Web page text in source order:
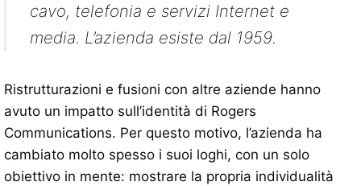
cavo, telefonia e servizi Internet e
media. L’azienda esiste dal 1959.
Ristrutturazioni e fusioni con altre aziende hanno
avuto un impatto sull’identità di Rogers
Communications. Per questo motivo, l’azienda ha
cambiato molto spesso i suoi loghi, con un solo
obiettivo in mente: mostrare la propria individualità